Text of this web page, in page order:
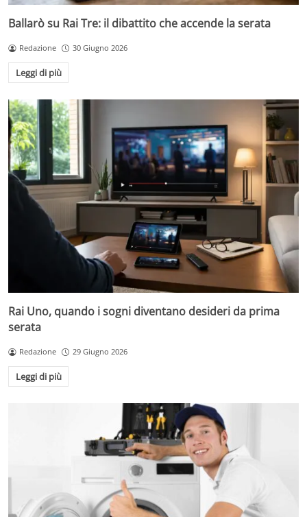
Ballarò su Rai Tre: il dibattito che accende la serata
Redazione 30 Giugno 2026
Leggi di più
Rai Uno, quando i sogni diventano desideri da prima
serata
Redazione 29 Giugno 2026
Leggi di più